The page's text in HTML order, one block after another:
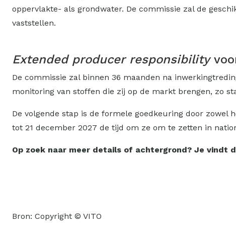
oppervlakte- als grondwater. De commissie zal de
vaststellen.
Extended producer responsibility
De commissie zal binnen 36 maanden na
monitoring van stoffen die zij op de markt brengen, zo
De volgende stap is de formele goedkeuring door zowel
tot 21 december 2027 de tijd om ze om te zetten in
Op zoek naar meer details of achtergrond? Je vindt
Bron: Copyright © VITO